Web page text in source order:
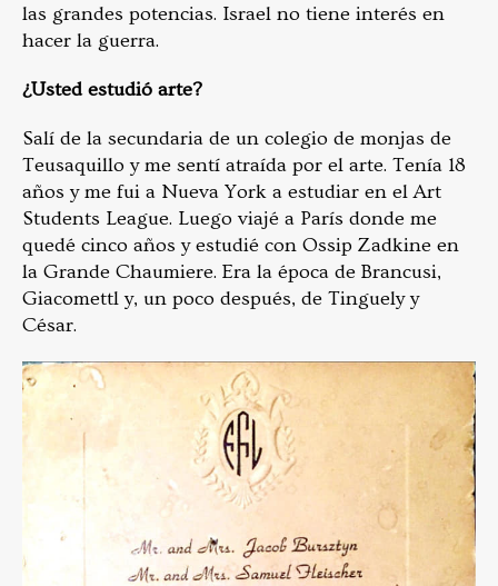
las grandes potencias. Israel no tiene interés en
hacer la guerra.
¿Usted estudió arte?
Salí de la secundaria de un colegio de monjas de
Teusaquillo y me sentí atraída por el arte. Tenía 18
años y me fui a Nueva York a estudiar en el Art
Students League. Luego viajé a París donde me
quedé cinco años y estudié con Ossip Zadkine en
la Grande Chaumiere. Era la época de Brancusi,
Giacomettl y, un poco después, de Tinguely y
César.